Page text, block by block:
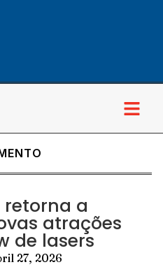
retorna a
atrações
de lasers
27, 2026